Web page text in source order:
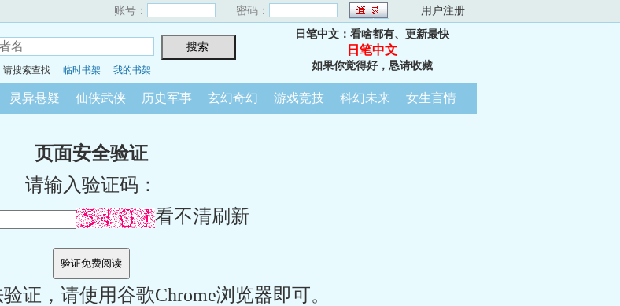
账号： 密码： 用户注册
请搜索查找 临时书架 我的书架
日笔中文：看啥都有、更新最快
日笔中文
如果你觉得好，恳请收藏
灵异悬疑 仙侠武侠 历史军事 玄幻奇幻 游戏竞技 科幻未来 女生言情
页面安全验证
请输入验证码：
看不清刷新
证，请使用谷歌Chrome浏览器即可。